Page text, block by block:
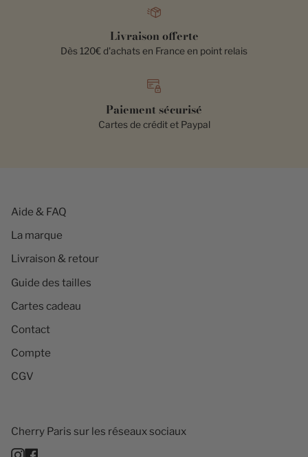
Livraison offerte
Dès 120€ d'achats en France en point relais
Paiement sécurisé
Cartes de crédit et Paypal
Aide & FAQ
La marque
Livraison & retour
Guide des tailles
Cartes cadeau
Contact
Compte
CGV
Cherry Paris sur les réseaux sociaux
Instagram